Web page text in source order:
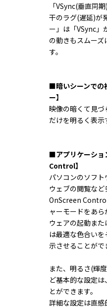
「VSync(垂直同
干のラグ(遅延)が
ー」は「VSync」
の動きもスムー
す。
■暗いシーンでの
ー】
映像の暗くて見
だけを明るく表示
■アプリケーショ
Control】
パソコンのソフト
ウェブの閲覧など
OnScreen
ャーモードをあ
ウェアの起動ま
は最適な色合い
示させることがで
また、明るさ(輝
ど基本的な設定
とができます。
詳細な設定は直感